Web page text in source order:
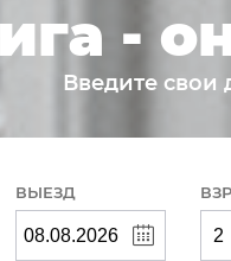
-
Введите свои
ВЫЕЗД